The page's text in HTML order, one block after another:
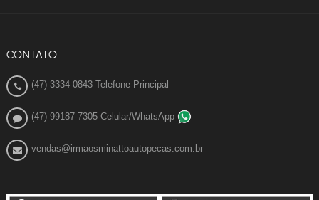
CONTATO
(47) 3334-0843 Telefone Principal
(47) 99187-7305 Celular/WhatsApp
vendas@irmaosminattoautopecas.com.br